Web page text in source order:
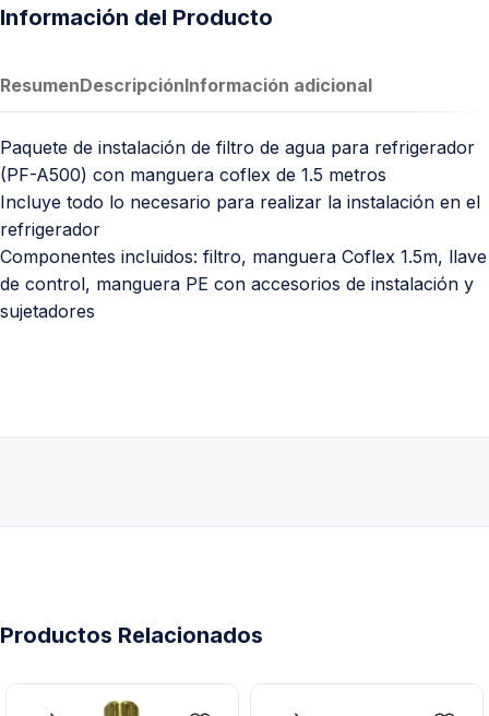
Información del Producto
ResumenDescripciónInformación adicional
Paquete de instalación de filtro de agua para refrigerador
(PF-A500) con manguera coflex de 1.5 metros
Incluye todo lo necesario para realizar la instalación en el
refrigerador
Componentes incluidos: filtro, manguera Coflex 1.5m, llave
de control, manguera PE con accesorios de instalación y
sujetadores
Productos Relacionados